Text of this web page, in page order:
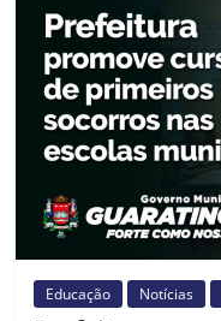
Educação Notícias